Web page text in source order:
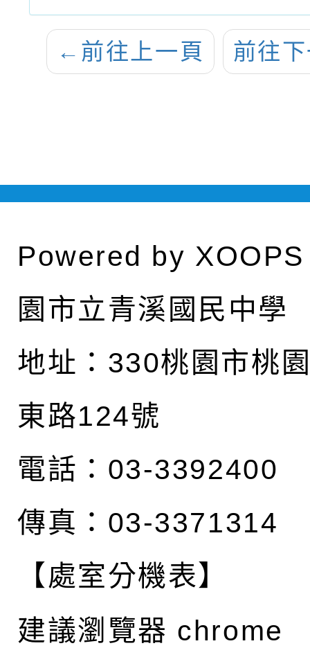
← 前往上一頁 前往
Powered by XOOPS
園市立青溪國民中學
地址： 330桃園市桃
東路124號
電話：03-3392400
傳真：03-3371314
【處室分機表】
建議瀏覽器 chrome